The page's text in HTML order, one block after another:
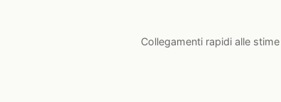
Collegamenti rapidi alle